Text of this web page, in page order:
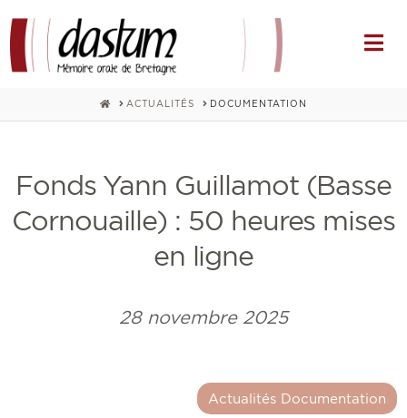
HOME
ACTUALITÉS DOCUMENTATION
Fonds Yann Guillamot (Basse
Cornouaille) : 50 heures mises
en ligne
28 novembre 2025
Actualités Documentation